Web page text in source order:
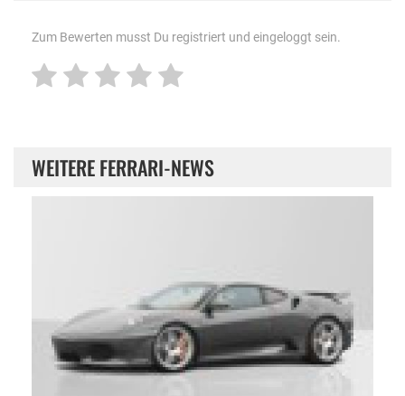
Zum Bewerten musst Du registriert und eingeloggt sein.
WEITERE FERRARI-NEWS